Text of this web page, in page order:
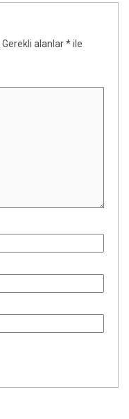
Gerekli alanlar*ile